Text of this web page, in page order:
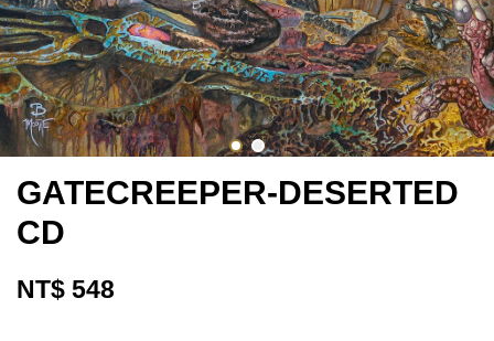
GATECREEPER-DESERTED
CD
NT$ 548